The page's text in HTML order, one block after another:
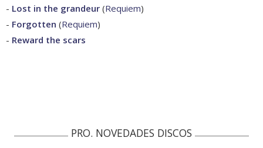
- Lost in the grandeur (Requiem)
- Forgotten (Requiem)
- Reward the scars
PRO. NOVEDADES DISCOS